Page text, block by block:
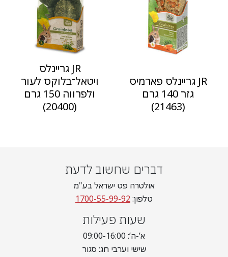
JR גריינלס פארמיס
גזר 140 גרם
(21463)
JR גריינלס
ויטאל־בלוקס לעור
ולפרווה 150 גרם
(20400)
דברים שחשוב לדעת
אולטרה פט ישראל בע"מ
טלפון:1700-55-99-92
שעות פעילות
א’-ה’: 09:00-16:00
שישי וערבי חג: סגור